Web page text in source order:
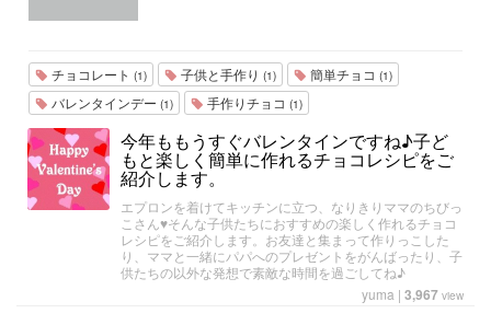
チョコレート (1) 子供と手作り (1) 簡単チョコ (1)
バレンタインデー (1) 手作りチョコ (1)
今年ももうすぐバレンタインですね♪子ど
もと楽しく簡単に作れるチョコレシピをご
紹介します。
エプロンを着けてキッチンに立つ、なりきりママのちびっ
こさん♥そんな子供たちにおすすめの楽しく作れるチョコ
レシピをご紹介します。お友達と集まって作りっこした
り、ママと一緒にパパへのプレゼントをがんばったり、子
供たちの以外な発想で素敵な時間を過ごしてね♪
yuma | 3,967 view